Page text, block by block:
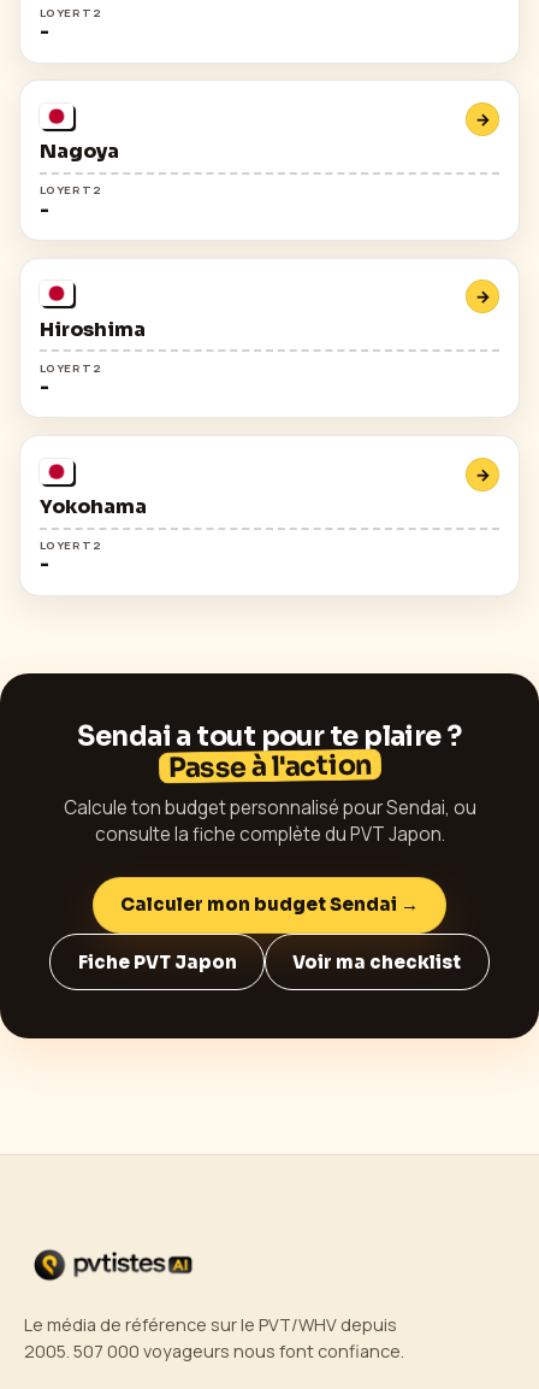
LOYER T2
-
Nagoya
→
LOYER T2
-
Hiroshima
→
LOYER T2
-
Yokohama
→
LOYER T2
-
Sendai a tout pour te plaire ?
Passe à l'action
Calcule ton budget personnalisé pourSendai, ou
consulte la fiche complète du PVTJapon.
Calculer mon budgetSendai →
Fiche PVT Japon Voir ma checklist
Le média de référence sur le PVT/WHV depuis
2005. 507 000 voyageurs nous font confiance.